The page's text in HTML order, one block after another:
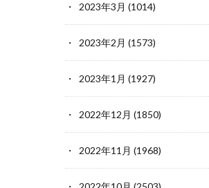
2023年3月 (1014)
2023年2月 (1573)
2023年1月 (1927)
2022年12月 (1850)
2022年11月 (1968)